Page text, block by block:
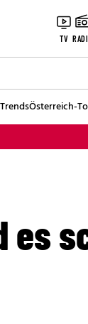
TV
Österreich-